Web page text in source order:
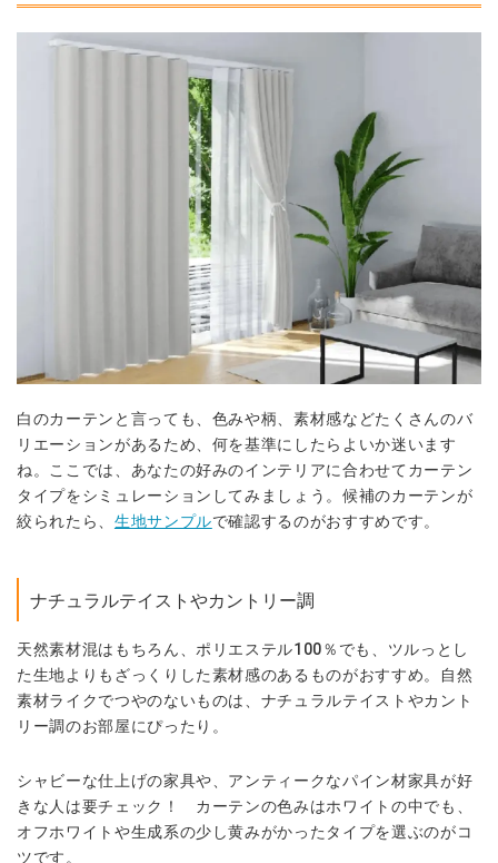
白のカーテンと言っても、色みや柄、素材感などたくさんのバ
リエーションがあるため、何を基準にしたらよいか迷います
ね。ここでは、あなたの好みのインテリアに合わせてカーテン
タイプをシミュレーションしてみましょう。候補のカーテンが
絞られたら、 生地サンプルで確認するのがおすすめです。
ナチュラルテイストやカントリー調
天然素材混はもちろん、ポリエステル100％でも、ツルっとし
た生地よりもざっくりした素材感のあるものがおすすめ。自然
素材ライクでつやのないものは、ナチュラルテイストやカント
リー調のお部屋にぴったり。
シャビーな仕上げの家具や、アンティークなパイン材家具が好
きな人は要チェック！ カーテンの色みはホワイトの中でも、
オフホワイトや生成系の少し黄みがかったタイプを選ぶのがコ
ツです。